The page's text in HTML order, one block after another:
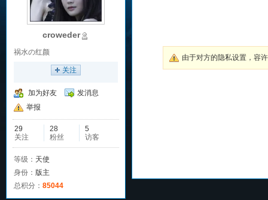
croweder
祸水の红颜
关注
加为好友
发消息
举报
29
关注
28
粉丝
5
访客
等级： 天使
身份： 版主
总积分： 85044
由于对方的隐私设置，容